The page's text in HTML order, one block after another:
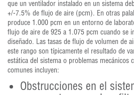
que un ventilador instalado en un sistema
+/-7.5% de flujo de aire (pcm). En otras
produce 1.000 pcm en un entorno de
flujo de aire de 925 a 1.075 pcm cuando se
diseñado. Las tasas de flujo de volumen de
este rango son típicamente el resultado de
estática del sistema o problemas mecánicos
comunes incluyen:
Obstrucciones en el